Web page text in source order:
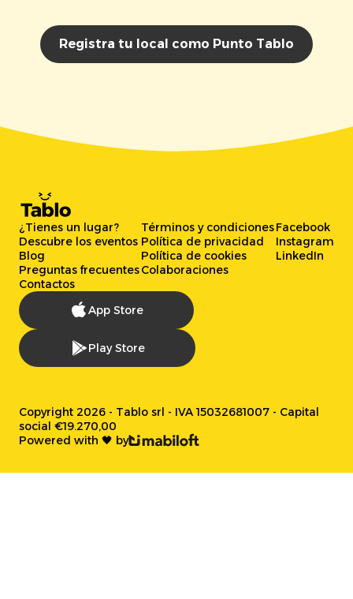
Registra tu local como Punto Tablo
¿Tienes un lugar?
Descubre los eventos
Blog
Preguntas frecuentes
Contactos
Términos y condiciones
Política de privacidad
Política de cookies
Colaboraciones
Facebook
Instagram
LinkedIn
App Store
Play Store
Copyright 2026 - Tablo srl - IVA 15032681007 - Capital
social €19.270,00
Powered with 🖤 by